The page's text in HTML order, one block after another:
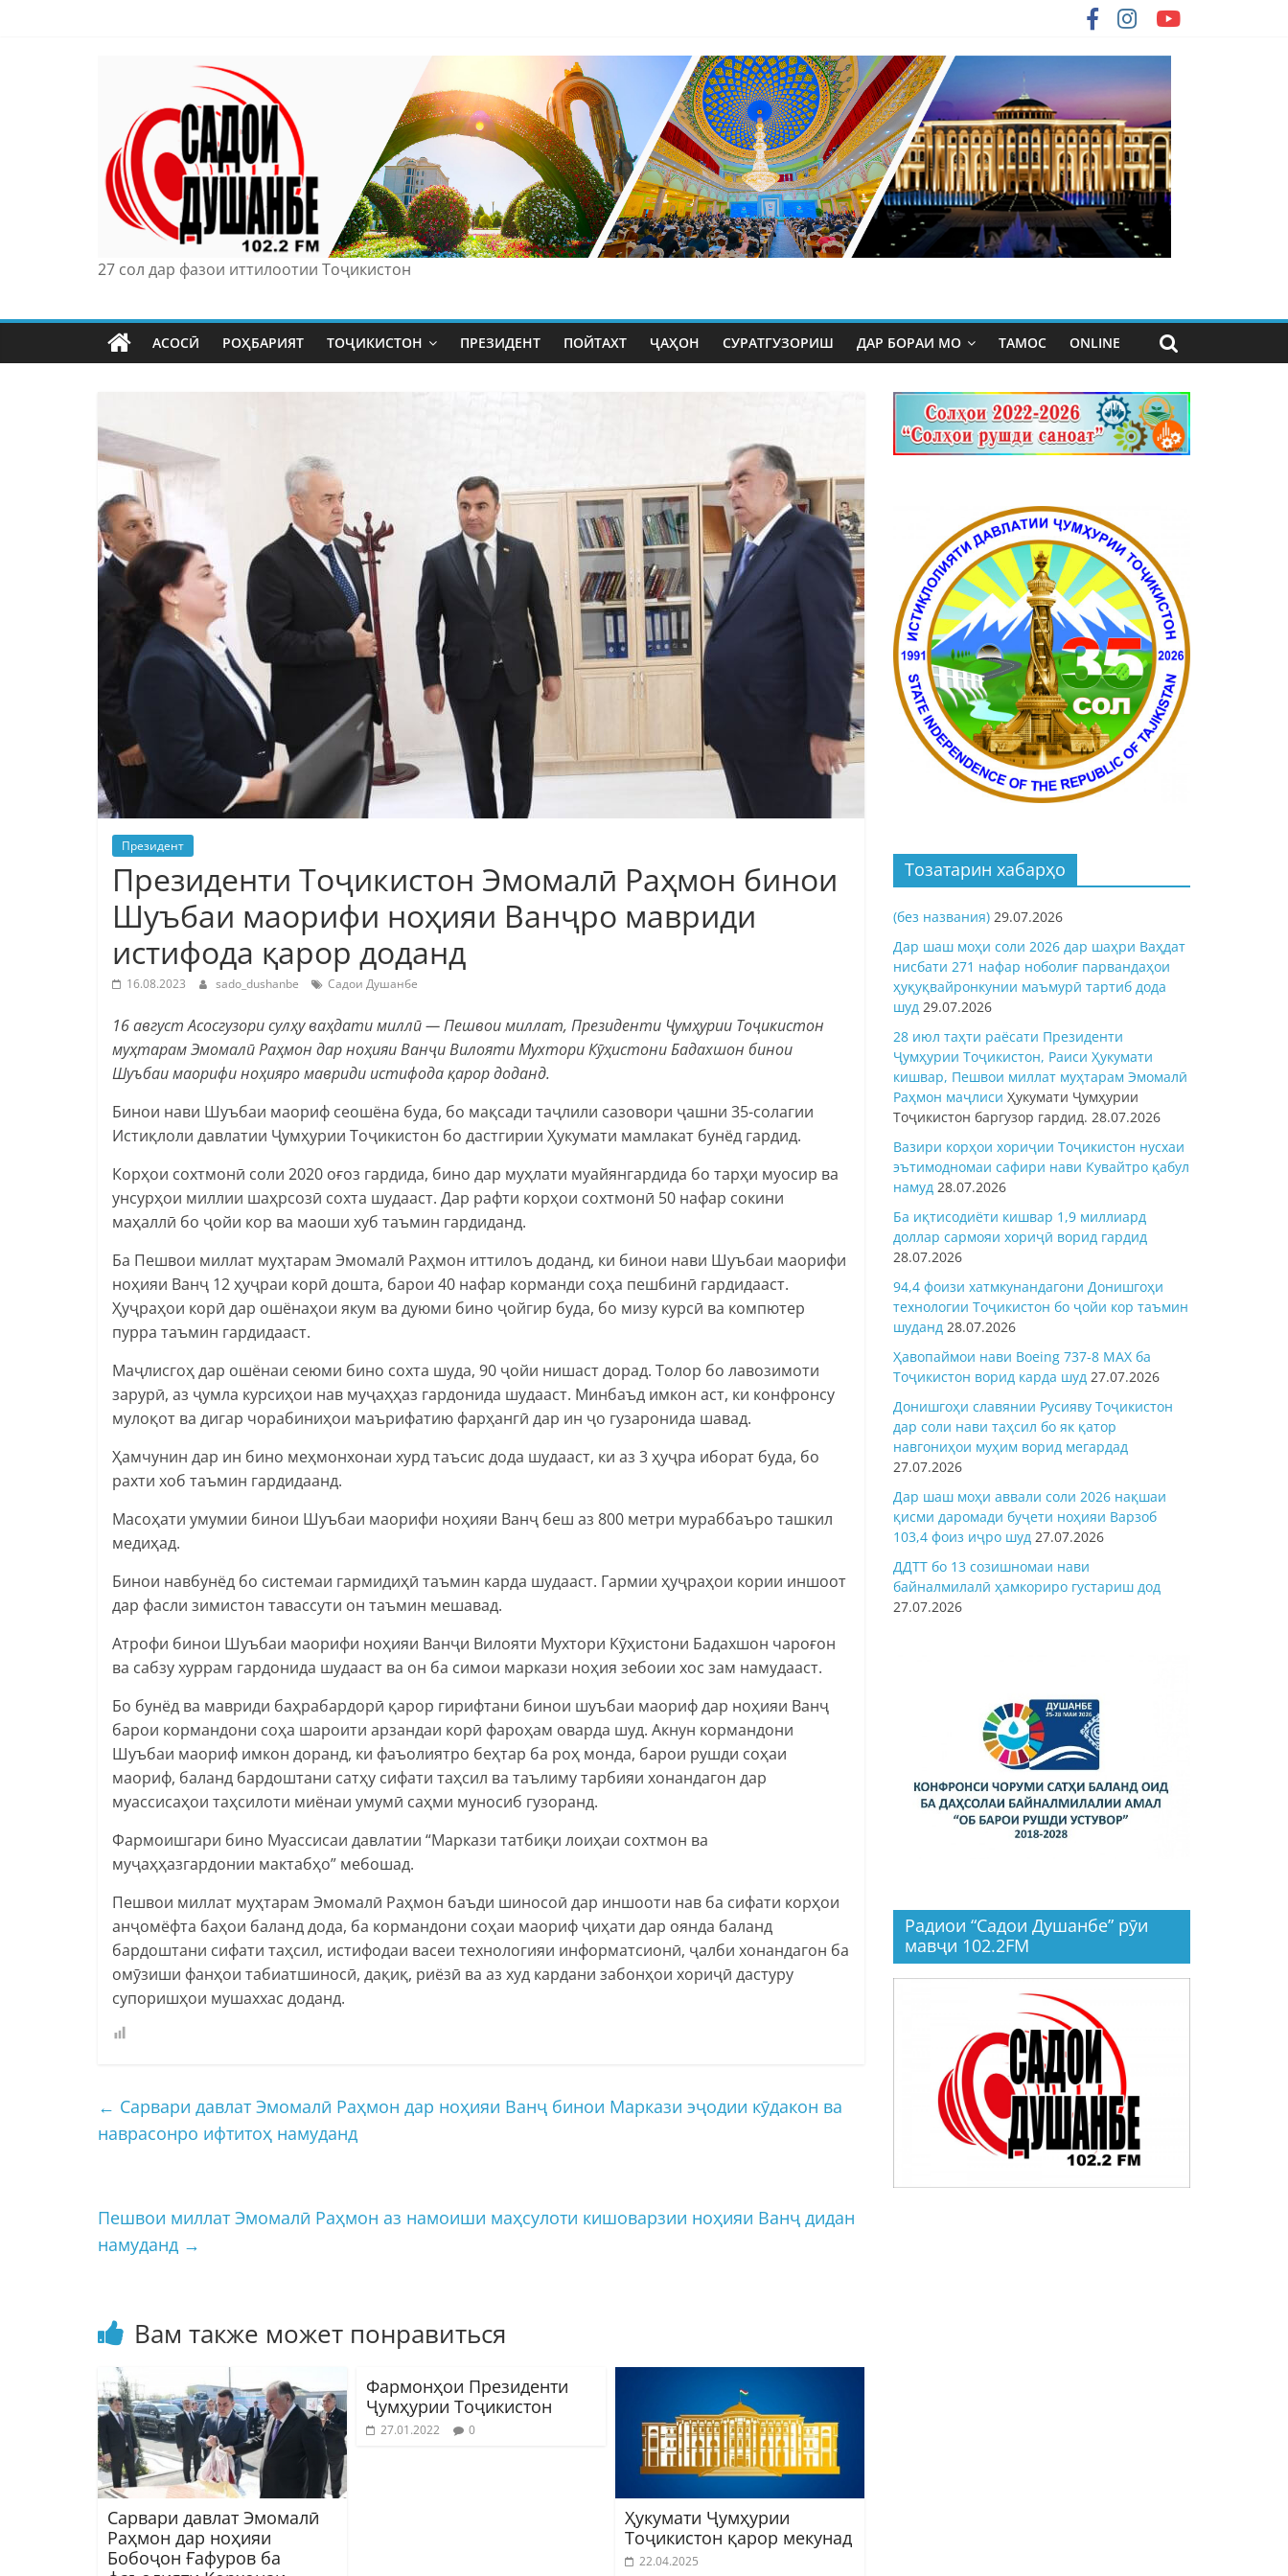
27 сол дар фазои иттилоотии Тоҷикистон
АСОСӢ РОҲБАРИЯТ ТОҶИКИСТОН ПРЕЗИДЕНТ ПОЙТАХТ ҶАҲОН СУРАТГУЗОРИШ ДАР БОРАИ МО ТАМОС ONLINE
Президент
Президенти Тоҷикистон Эмомалӣ Раҳмон бинои
Шуъбаи маорифи ноҳияи Ванҷро мавриди
истифода қарор доданд
16.08.2023 sado_dushanbe Садои Душанбе
16 август Асосгузори сулҳу ваҳдати миллӣ — Пешвои миллат, Президенти Ҷумҳурии Тоҷикистон
муҳтарам Эмомалӣ Раҳмон дар ноҳияи Ванҷи Вилояти Мухтори Кӯҳистони Бадахшон бинои
Шуъбаи маорифи ноҳияро мавриди истифода қарор доданд.
Бинои нави Шуъбаи маориф сеошёна буда, бо мақсади таҷлили сазовори ҷашни 35-солагии
Истиқлоли давлатии Ҷумҳурии Тоҷикистон бо дастгирии Ҳукумати мамлакат бунёд гардид.
Корҳои сохтмонӣ соли 2020 оғоз гардида, бино дар муҳлати муайянгардида бо тарҳи муосир ва
унсурҳои миллии шаҳрсозӣ сохта шудааст. Дар рафти корҳои сохтмонӣ 50 нафар сокини
маҳаллӣ бо ҷойи кор ва маоши хуб таъмин гардиданд.
Ба Пешвои миллат муҳтарам Эмомалӣ Раҳмон иттилоъ доданд, ки бинои нави Шуъбаи маорифи
ноҳияи Ванҷ 12 ҳуҷраи корӣ дошта, барои 40 нафар корманди соҳа пешбинӣ гардидааст.
Ҳуҷраҳои корӣ дар ошёнаҳои якум ва дуюми бино ҷойгир буда, бо мизу курсӣ ва компютер
пурра таъмин гардидааст.
Маҷлисгоҳ дар ошёнаи сеюми бино сохта шуда, 90 ҷойи нишаст дорад. Толор бо лавозимоти
зарурӣ, аз ҷумла курсиҳои нав муҷаҳҳаз гардонида шудааст. Минбаъд имкон аст, ки конфронсу
мулоқот ва дигар чорабиниҳои маърифатию фарҳангӣ дар ин ҷо гузаронида шавад.
Ҳамчунин дар ин бино меҳмонхонаи хурд таъсис дода шудааст, ки аз 3 ҳуҷра иборат буда, бо
рахти хоб таъмин гардидаанд.
Масоҳати умумии бинои Шуъбаи маорифи ноҳияи Ванҷ беш аз 800 метри мураббаъро ташкил
медиҳад.
Бинои навбунёд бо системаи гармидиҳӣ таъмин карда шудааст. Гармии ҳуҷраҳои кории иншоот
дар фасли зимистон тавассути он таъмин мешавад.
Атрофи бинои Шуъбаи маорифи ноҳияи Ванҷи Вилояти Мухтори Кӯҳистони Бадахшон чароғон
ва сабзу хуррам гардонида шудааст ва он ба симои маркази ноҳия зебоии хос зам намудааст.
Бо бунёд ва мавриди баҳрабардорӣ қарор гирифтани бинои шуъбаи маориф дар ноҳияи Ванҷ
барои кормандони соҳа шароити арзандаи корӣ фароҳам оварда шуд. Акнун кормандони
Шуъбаи маориф имкон доранд, ки фаъолиятро беҳтар ба роҳ монда, барои рушди соҳаи
маориф, баланд бардоштани сатҳу сифати таҳсил ва таълиму тарбияи хонандагон дар
муассисаҳои таҳсилоти миёнаи умумӣ саҳми муносиб гузоранд.
Фармоишгари бино Муассисаи давлатии “Маркази татбиқи лоиҳаи сохтмон ва
муҷаҳҳазгардонии мактабҳо” мебошад.
Пешвои миллат муҳтарам Эмомалӣ Раҳмон баъди шиносоӣ дар иншооти нав ба сифати корҳои
анҷомёфта баҳои баланд дода, ба кормандони соҳаи маориф ҷиҳати дар оянда баланд
бардоштани сифати таҳсил, истифодаи васеи технологияи информатсионӣ, ҷалби хонандагон ба
омӯзиши фанҳои табиатшиносӣ, дақиқ, риёзӣ ва аз худ кардани забонҳои хориҷӣ дастуру
супоришҳои мушаххас доданд.
← Сарвари давлат Эмомалӣ Раҳмон дар ноҳияи Ванҷ бинои Маркази эҷодии кӯдакон ва
наврасонро ифтитоҳ намуданд
Пешвои миллат Эмомалӣ Раҳмон аз намоиши маҳсулоти кишоварзии ноҳияи Ванҷ дидан
намуданд →
Вам также может понравиться
Сарвари давлат Эмомалӣ
Раҳмон дар ноҳияи
Бобоҷон Ғафуров ба
Фармонҳои Президенти
Ҷумҳурии Тоҷикистон
27.01.2022 0
Ҳукумати Ҷумҳурии
Тоҷикистон қарор мекунад
22.04.2025
Тозатарин хабарҳо
(без названия) 29.07.2026
Дар шаш моҳи соли 2026 дар шаҳри Ваҳдат
нисбати 271 нафар ноболиғ парвандаҳои
ҳуқуқвайронкунии маъмурӣ тартиб дода
шуд 29.07.2026
28 июл таҳти раёсати Президенти
Ҷумҳурии Тоҷикистон, Раиси Ҳукумати
кишвар, Пешвои миллат муҳтарам Эмомалӣ
Раҳмон маҷлиси Ҳукумати Ҷумҳурии
Тоҷикистон баргузор гардид. 28.07.2026
Вазири корҳои хориҷии Тоҷикистон нусхаи
эътимодномаи сафири нави Кувайтро қабул
намуд 28.07.2026
Ба иқтисодиёти кишвар 1,9 миллиард
доллар сармояи хориҷӣ ворид гардид
28.07.2026
94,4 фоизи хатмкунандагони Донишгоҳи
технологии Тоҷикистон бо ҷойи кор таъмин
шуданд 28.07.2026
Ҳавопаймои нави Boeing 737-8 MAX ба
Тоҷикистон ворид карда шуд 27.07.2026
Донишгоҳи славянии Русияву Тоҷикистон
дар соли нави таҳсил бо як қатор
навгониҳои муҳим ворид мегардад
27.07.2026
Дар шаш моҳи аввали соли 2026 нақшаи
қисми даромади буҷети ноҳияи Варзоб
103,4 фоиз иҷро шуд 27.07.2026
ДДТТ бо 13 созишномаи нави
байналмилалӣ ҳамкориро густариш дод
27.07.2026
Радиои “Садои Душанбе” рӯи
мавҷи 102.2FM